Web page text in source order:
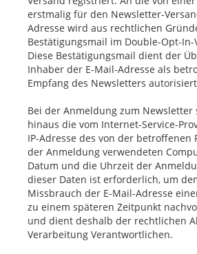
erstmalig für den Newsletter-
Adresse wird aus rechtlichen
Bestätigungsmail im Double-Opt-
Diese Bestätigungsmail dient der
Inhaber der E-Mail-Adresse als
Empfang des Newsletters
Bei der Anmeldung zum
hinaus die vom Internet-Service-
IP-Adresse des von der betroffenen
der Anmeldung verwendeten
Datum und die Uhrzeit der
dieser Daten ist erforderlich, um
Missbrauch der E-Mail-Adresse
zu einem späteren Zeitpunkt
und dient deshalb der rechtlichen
Verarbeitung Verantwortlichen.